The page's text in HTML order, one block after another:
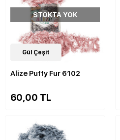
14Çeşit
STOKTA YOK
Gül Çeşit
Alize Puffy Fur 6102
60,00 TL